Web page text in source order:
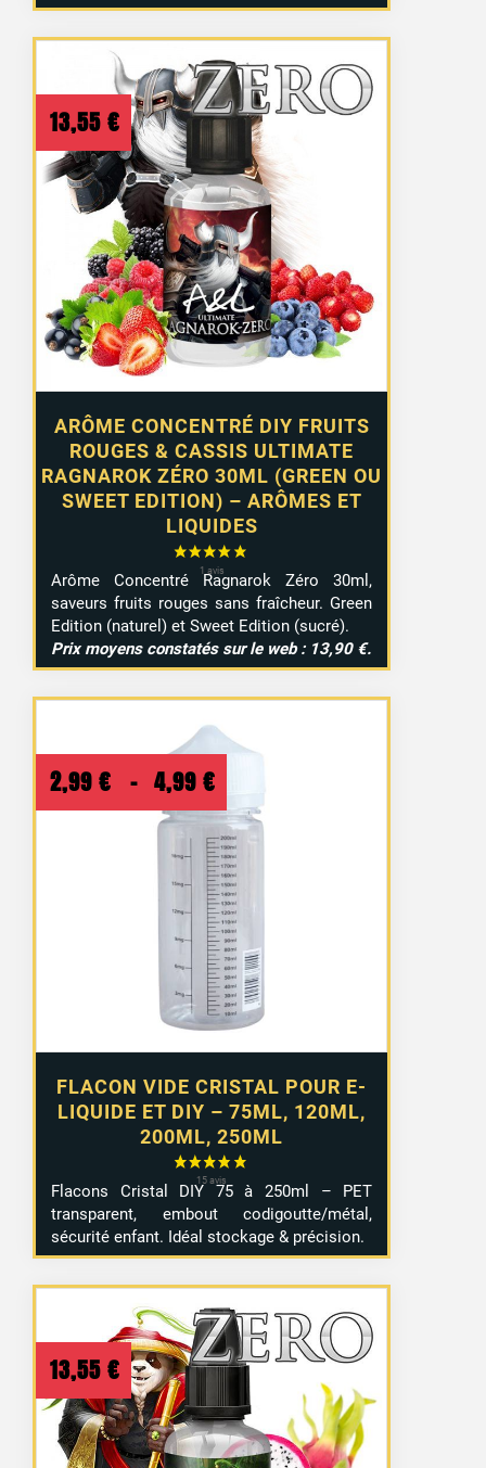
ARÔME CONCENTRÉ DIY FRUITS
ROUGES & CASSIS ULTIMATE
RAGNAROK ZÉRO 30ML (GREEN OU
SWEET EDITION) – ARÔMES ET
LIQUIDES
13,55 €
Arôme Concentré Ragnarok Zéro 30ml,
saveurs fruits rouges sans fraîcheur. Green
Edition (naturel) et Sweet Edition (sucré).
Prix moyens constatés sur le web : 13,90 €.
FLACON VIDE CRISTAL POUR E-
LIQUIDE ET DIY – 75ML, 120ML,
200ML, 250ML
2,99 € – 4,99 €
de
prix :
2,99 €
à
4,99 €
Flacons Cristal DIY 75 à 250ml – PET
transparent, embout codigoutte/métal,
sécurité enfant. Idéal stockage & précision.
13,55 €